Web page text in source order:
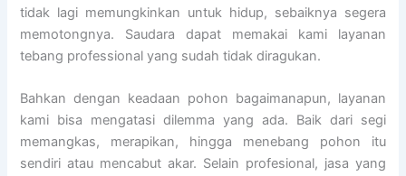
tidak lagi memungkinkan untuk hidup, sebaiknya segera
memotongnya. Saudara dapat memakai kami layanan
tebang professional yang sudah tidak diragukan.
Bahkan dengan keadaan pohon bagaimanapun, layanan
kami bisa mengatasi dilemma yang ada. Baik dari segi
memangkas, merapikan, hingga menebang pohon itu
sendiri atau mencabut akar. Selain profesional, jasa yang